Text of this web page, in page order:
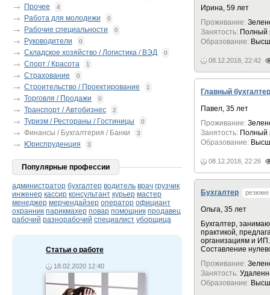
Прочее 4
Работа для молодежи 0
Рабочие специальности 0
Руководители 0
Складское хозяйство / Логистика / ВЭД 0
Спорт / Красота 1
Страхование 0
Строительство / Проектирование 1
Торговля / Продажи 0
Транспорт / Автобизнес 2
Туризм / Рестораны / Гостиницы 0
Финансы / Бухгалтерия / Банки 3
Юриспруденция 3
Популярные профессии
администратор бухгалтер водитель врач грузчик
инженер кассир консультант курьер мастер
менеджер мерчендайзер оператор официант
охранник парикмахер повар помощник продавец
рабочий разнорабочий специалист уборщица
Статьи о работе
18.02.2020 12:40
Ирина, 59 лет
Проживание:
Занятость: Полный
Образование:
08.12.2018, 22:42
Главный
Павел, 35 лет
Проживание:
Занятость: Полный
Образование:
08.12.2018, 22:26
Бухгалтер резюме
Ольга, 35 лет
Бухгалтер,
практикой,
организациям и
Составление
Проживание:
Занятость:
Образование: